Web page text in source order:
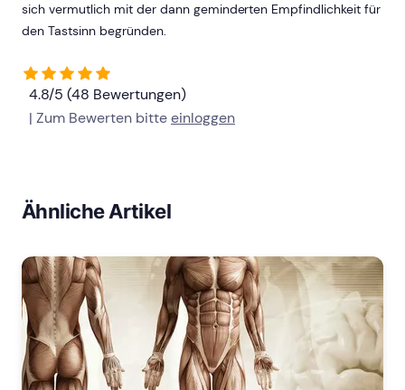
sich vermutlich mit der dann geminderten Empfindlichkeit für
den Tastsinn begründen.
4.8/5 (48 Bewertungen)
| Zum Bewerten bitteeinloggen
Ähnliche Artikel